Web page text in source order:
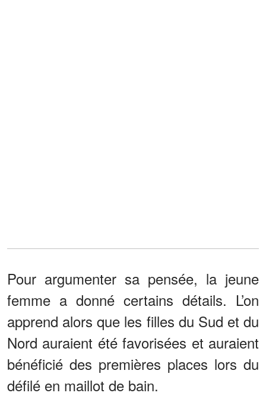
Pour argumenter sa pensée, la jeune
femme a donné certains détails. L’on
apprend alors que les filles du Sud et du
Nord auraient été favorisées et auraient
bénéficié des premières places lors du
défilé en maillot de bain.